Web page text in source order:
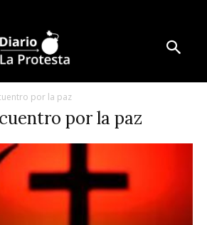
por la paz
por la paz